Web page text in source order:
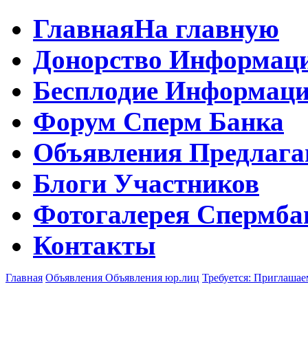
ГлавнаяНа главную
Донорство
Бесплодие
Форум Сперм Банка
Объявления
Блоги Участников
Фотогалерея
Контакты
Главная Объявления Объявления юр.лиц Требуется: